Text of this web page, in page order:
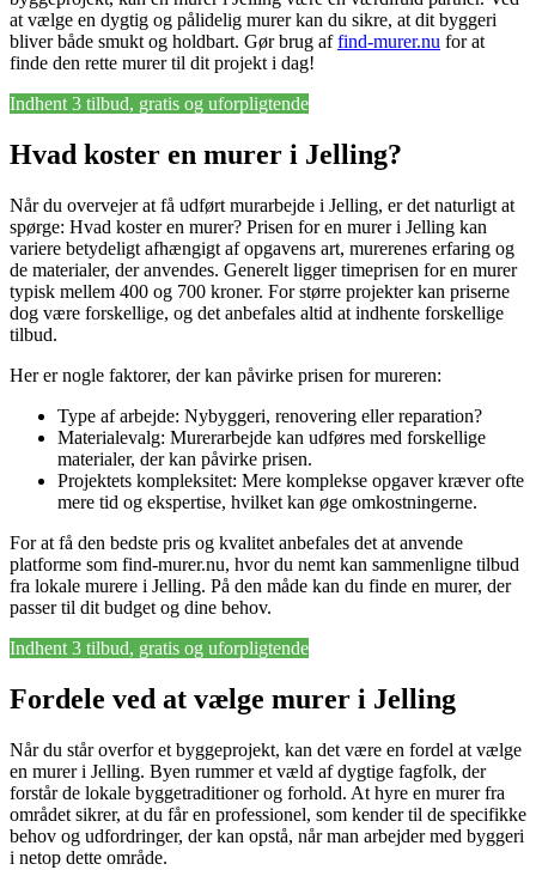
at vælge en dygtig og pålidelig murer kan du sikre, at dit byggeri
bliver både smukt og holdbart. Gør brug affind-murer.nu for at
finde den rette murer til dit projekt i dag!
Indhent 3 tilbud, gratis og uforpligtende
Hvad koster en murer i Jelling?
Når du overvejer at få udført murarbejde i Jelling, er det naturligt at
spørge: Hvad koster en murer? Prisen for en murer i Jelling kan
variere betydeligt afhængigt af opgavens art, murerenes erfaring og
de materialer, der anvendes. Generelt ligger timeprisen for en murer
typisk mellem 400 og 700 kroner. For større projekter kan priserne
dog være forskellige, og det anbefales altid at indhente forskellige
tilbud.
Her er nogle faktorer, der kan påvirke prisen for mureren:
Type af arbejde: Nybyggeri, renovering eller reparation?
Materialevalg: Murerarbejde kan udføres med forskellige
materialer, der kan påvirke prisen.
Projektets kompleksitet: Mere komplekse opgaver kræver ofte
mere tid og ekspertise, hvilket kan øge omkostningerne.
For at få den bedste pris og kvalitet anbefales det at anvende
platforme som find-murer.nu, hvor du nemt kan sammenligne tilbud
fra lokale murere i Jelling. På den måde kan du finde en murer, der
passer til dit budget og dine behov.
Indhent 3 tilbud, gratis og uforpligtende
Fordele ved at vælge murer i Jelling
Når du står overfor et byggeprojekt, kan det være en fordel at vælge
en murer i Jelling. Byen rummer et væld af dygtige fagfolk, der
forstår de lokale byggetraditioner og forhold. At hyre en murer fra
området sikrer, at du får en professionel, som kender til de specifikke
behov og udfordringer, der kan opstå, når man arbejder med byggeri
i netop dette område.